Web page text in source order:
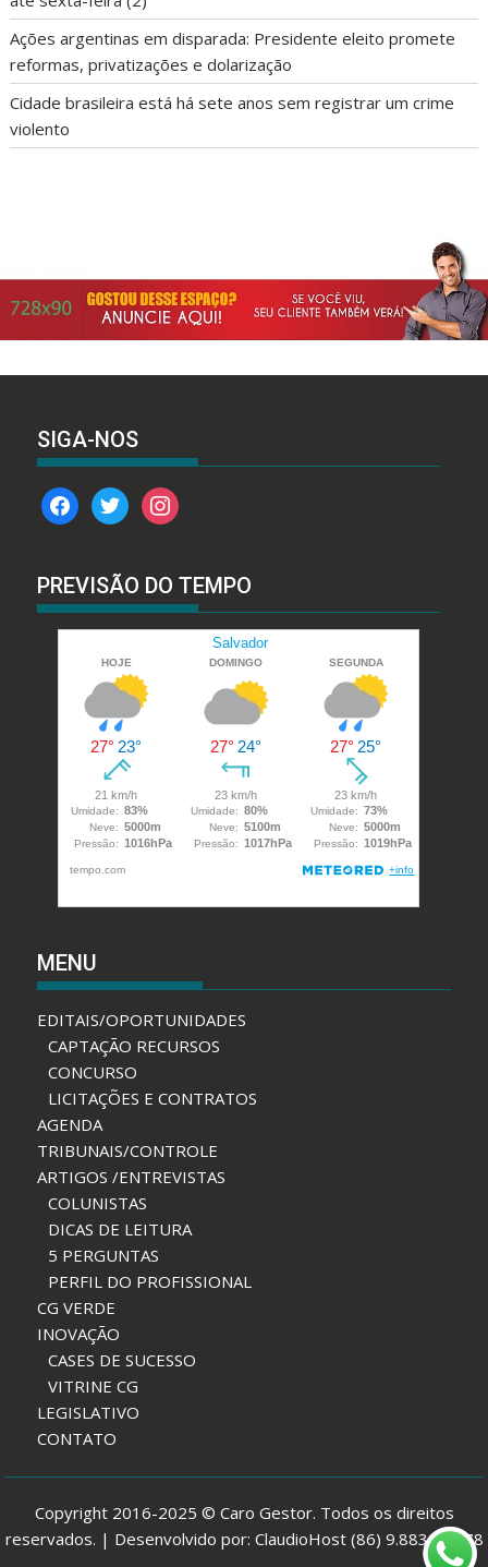
Ações argentinas em disparada: Presidente eleito promete
reformas, privatizações e dolarização
Cidade brasileira está há sete anos sem registrar um crime
violento
SIGA-NOS
facebooktwitterinstagram
PREVISÃO DO TEMPO
MENU
EDITAIS/OPORTUNIDADES
CAPTAÇÃO RECURSOS
CONCURSO
LICITAÇÕES E CONTRATOS
AGENDA
TRIBUNAIS/CONTROLE
ARTIGOS /ENTREVISTAS
COLUNISTAS
DICAS DE LEITURA
5 PERGUNTAS
PERFIL DO PROFISSIONAL
CG VERDE
INOVAÇÃO
CASES DE SUCESSO
VITRINE CG
LEGISLATIVO
CONTATO
Copyright 2016-2025 © Caro Gestor. Todos os direitos
reservados. | Desenvolvido por: ClaudioHost (86) 9.8832-7978